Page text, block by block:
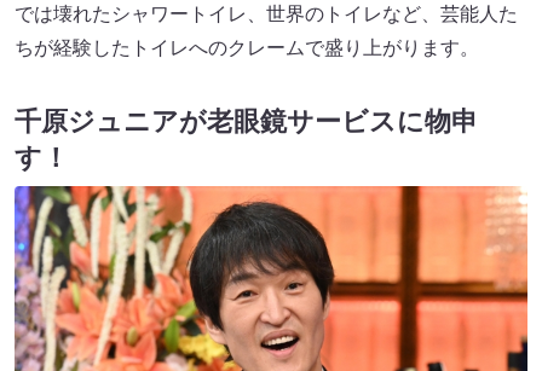
では壊れたシャワートイレ、世界のトイレなど、芸能人た
ちが経験したトイレへのクレームで盛り上がります。
千原ジュニアが老眼鏡サービスに物申
す！